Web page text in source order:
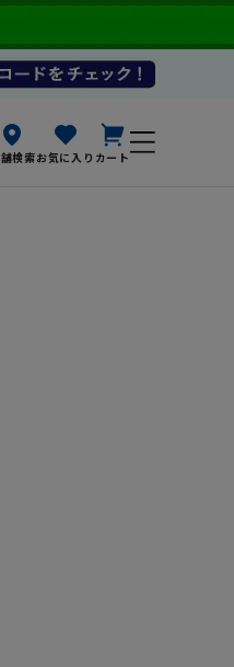
検索お気に入り カート